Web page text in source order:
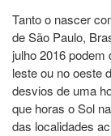
Tanto o nascer
de São Paulo,
julho 2016
leste ou no oeste
desvios de uma
que horas o Sol
das localidades